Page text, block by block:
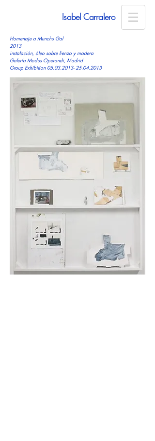
Isabel Carralero
Homenaje a Munchu Gal
2013
instalación, óleo sobre lienzo y madera
Galería Modus Operandi, Madrid
Group Exhibition 05.03.2013- 25.04.2013